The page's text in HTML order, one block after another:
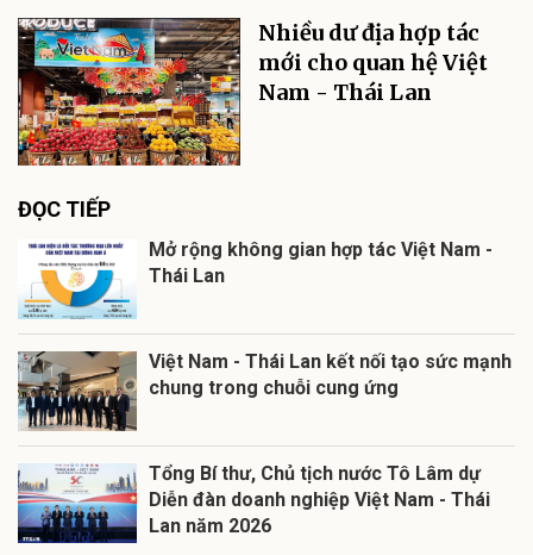
Nhiều dư địa hợp tác
mới cho quan hệ Việt
Nam - Thái Lan
ĐỌC TIẾP
Mở rộng không gian hợp tác Việt Nam -
Thái Lan
Việt Nam - Thái Lan kết nối tạo sức mạnh
chung trong chuỗi cung ứng
Tổng Bí thư, Chủ tịch nước Tô Lâm dự
Diễn đàn doanh nghiệp Việt Nam - Thái
Lan năm 2026